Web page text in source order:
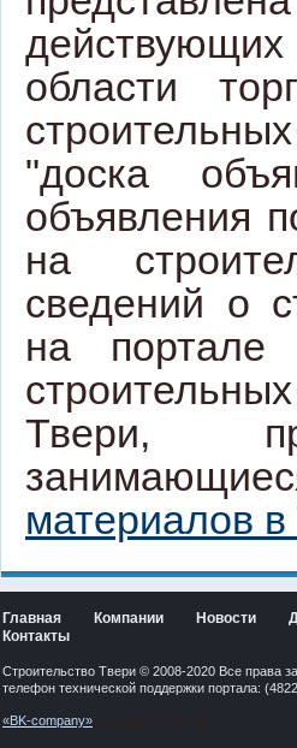
области
"доска
объявления
на
сведений о
на портале
Твери,
материалов в
Главная Компании Новости
Контакты
Строительство Твери © 2008-2020 Все права
телефон технической поддержки портала:
«BK-company»